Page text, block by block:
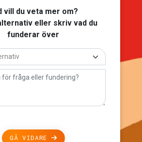
vill du veta mer om?
eller skriv vad du
funderar över
GÅ VIDARE